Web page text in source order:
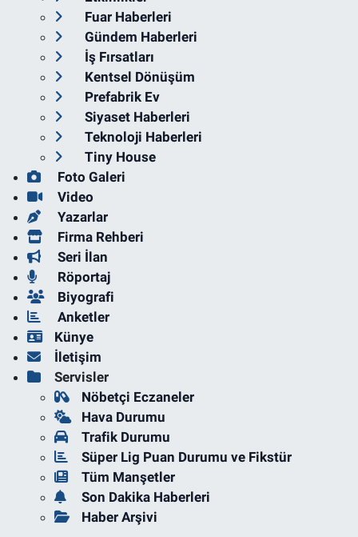
Fuar Haberleri
Gündem Haberleri
İş Fırsatları
Kentsel Dönüşüm
Prefabrik Ev
Siyaset Haberleri
Teknoloji Haberleri
Tiny House
Foto Galeri
Video
Yazarlar
Firma Rehberi
Seri İlan
Röportaj
Biyografi
Anketler
Künye
İletişim
Servisler
Nöbetçi Eczaneler
Hava Durumu
Trafik Durumu
Süper Lig Puan Durumu ve Fikstür
Tüm Manşetler
Son Dakika Haberleri
Haber Arşivi